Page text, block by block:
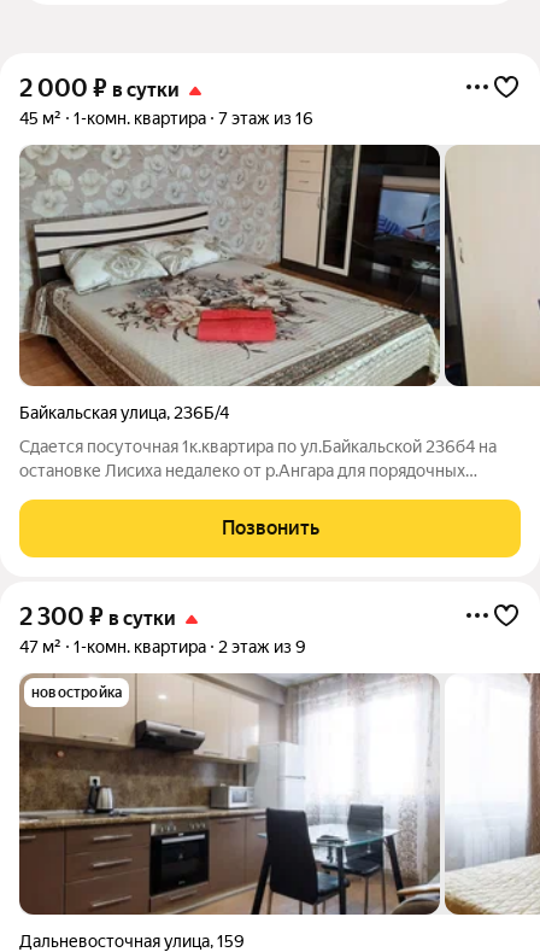
2 000 ₽ в сутки
45 м² 1-комн. квартира 7 этаж из 16
Байкальская улица, 236Б/4
Сдается посуточная 1к.квартира по ул.Байкальской 236б4 на
остановке Лисиха недалеко от р.Ангара для порядочных
кухней,застекленной лоджией.Есть все необходимое для
комфортного проживания:мебель бытовая
Позвонить
2 300 ₽ в сутки
47 м² 1-комн. квартира 2 этаж из 9
новостройка
Дальневосточная улица,159